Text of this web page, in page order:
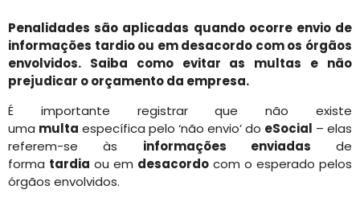
Penalidades são aplicadas quando ocorre envio de
informações tardio ou em desacordo com os órgãos
envolvidos. Saiba como evitar as multas e não
prejudicar o orçamento da empresa.
É importante registrar que não existe
uma multa específica pelo ‘não envio’ do eSocial – elas
referem-se às informações enviadas de
forma tardia ou em desacordo com o esperado pelos
órgãos envolvidos.